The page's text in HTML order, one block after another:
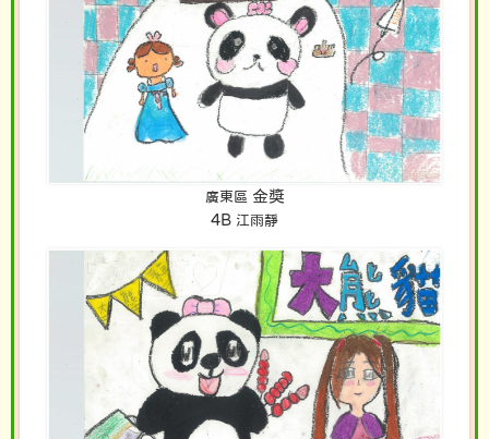
廣東區 金獎
4B 江雨靜